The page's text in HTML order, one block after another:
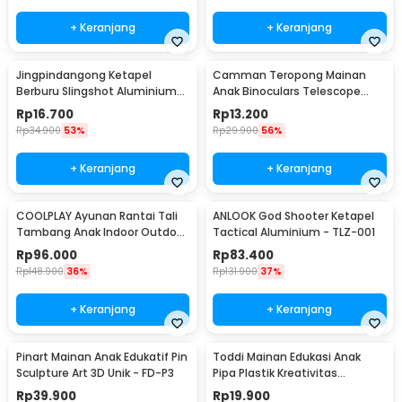
+ Keranjang + Keranjang
Jingpindangong Ketapel
Berburu Slingshot Aluminium
Alloy - OD-014
Rp16.700
Rp34.900 53%
+ Keranjang
Camman Teropong Mainan
Anak Binoculars Telescope
2.5x26 - 1138
Rp13.200
Rp29.900 56%
+ Keranjang
COOLPLAY Ayunan Rantai Tali
Tambang Anak Indoor Outdoor
- WS-2100
Rp96.000
Rp148.900 36%
+ Keranjang
ANLOOK God Shooter Ketapel
Tactical Aluminium - TLZ-001
Rp83.400
Rp131.900 37%
+ Keranjang
Pinart Mainan Anak Edukatif Pin
Sculpture Art 3D Unik - FD-P3
Rp39.900
Toddi Mainan Edukasi Anak
Pipa Plastik Kreativitas
Bangunan 4D STEM - 88003
Rp19.900